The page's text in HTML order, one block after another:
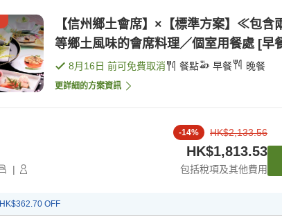
【信州鄉土會席】×【標準方案】≪包
等鄉土風味的會席料理／個室用餐處 [早
8月16日 前可免費取消 餐點 早餐 晚餐
更詳細的方案資訊
|
-14% HK$2,133.56
HK$1,813.53
包括稅項及其他費用
HK$362.70 OFF